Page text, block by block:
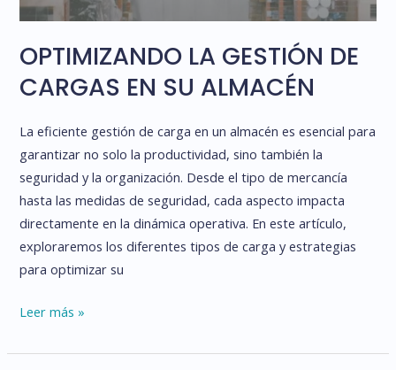
OPTIMIZANDO LA GESTIÓN DE
CARGAS EN SU ALMACÉN
La eficiente gestión de carga en un almacén es esencial para
garantizar no solo la productividad, sino también la
seguridad y la organización. Desde el tipo de mercancía
hasta las medidas de seguridad, cada aspecto impacta
directamente en la dinámica operativa. En este artículo,
exploraremos los diferentes tipos de carga y estrategias
para optimizar su
OPTIMIZANDO
GESTIÓN
Leer más »